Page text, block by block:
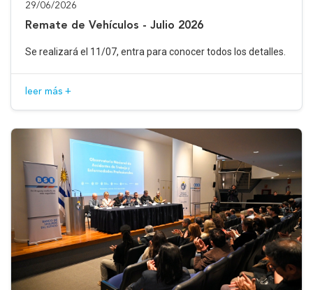
29/06/2026
Remate de Vehículos - Julio 2026
Se realizará el 11/07, entra para conocer todos los detalles.
leer más +